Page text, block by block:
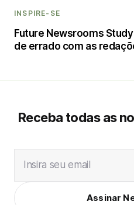
INSPIRE-SE
Future Newsrooms
de errado com as
Receba todas as
Insira seu email
Assinar